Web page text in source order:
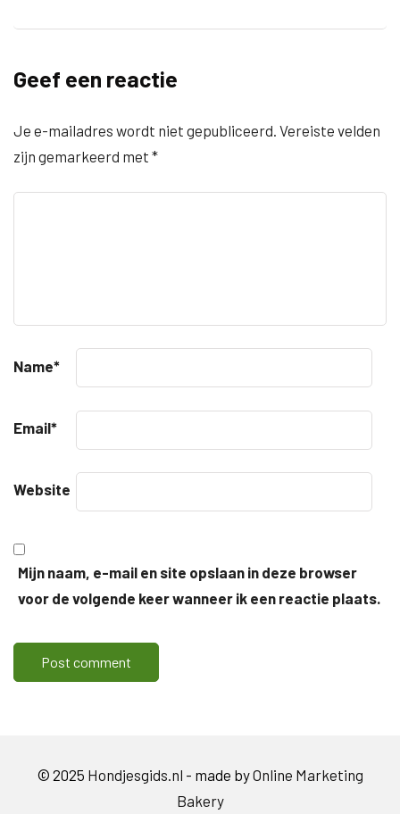
Geef een reactie
Je e-mailadres wordt niet gepubliceerd. Vereiste velden
zijn gemarkeerd met *
Name*
Email*
Website
Mijn naam, e-mail en site opslaan in deze browser
voor de volgende keer wanneer ik een reactie plaats.
© 2025 Hondjesgids.nl - made byOnline Marketing
Bakery